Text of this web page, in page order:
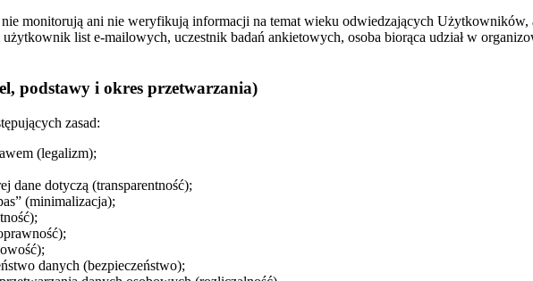
monitorują ani nie weryfikują informacji na temat wieku odwiedzających
list e-mailowych, uczestnik badań ankietowych, osoba biorąca udział w
podstawy i okres przetwarzania)
zasad:
(legalizm);
dane dotyczą (transparentność);
(minimalizacja);
danych (bezpieczeństwo);